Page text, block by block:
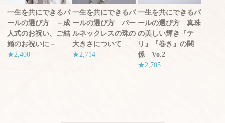
一生を共にできるパ
ールの選び方 －成
人式のお祝い、ご結
婚のお祝いに－
★2,400
一生を共にできるパ
ールの選び方 パー
ルネックレスの珠の
大きさについて
★2,714
一生を共にできるパ
ールの選び方 真珠
の美しい輝き『テ
リ』『巻き』の関
係 Vo.2
★2,705